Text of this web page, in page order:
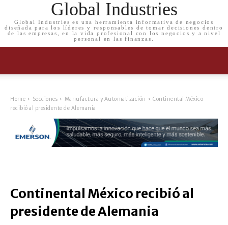
Global Industries
Global Industries es una herramienta informativa de negocios
diseñada para los líderes y responsables de tomar decisiones dentro
de las empresas, en la vida profesional con los negocios y a nivel
personal en las finanzas.
Home Secciones Manufactura y Automatización
Continental México
recibió al presidente de Alemania
Continental México recibió al
presidente de Alemania